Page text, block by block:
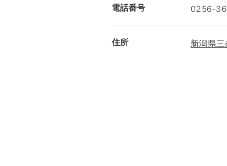
電話番号 0256-
住所 新潟県